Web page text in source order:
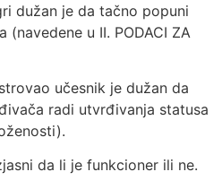
dužan je da tačno popuni
u II. PODACI ZA
učesnik je dužan da
radi utvrđivanja statusa
da li je funkcioner ili ne.